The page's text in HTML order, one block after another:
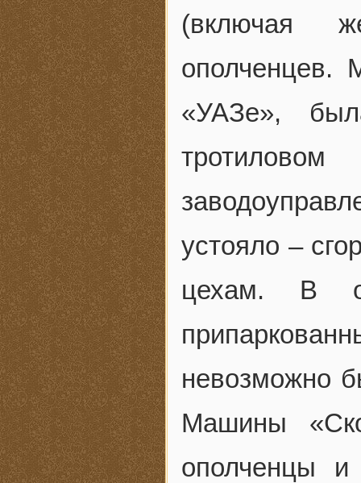
(включая
ополченцев.
«УАЗе»,
устояло –
цехам. В
невозможно
Машины
ополченцы